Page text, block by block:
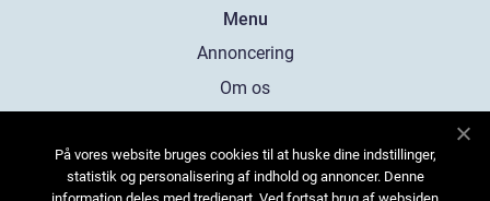
Menu
Annoncering
Om os
Kontakt os
Sitemap
På vores website bruges cookies til at huske dine indstillinger,
statistik og personalisering af indhold og annoncer. Denne